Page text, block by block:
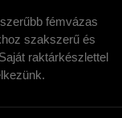
fémvázas
szakszerű és
raktárkészlettel